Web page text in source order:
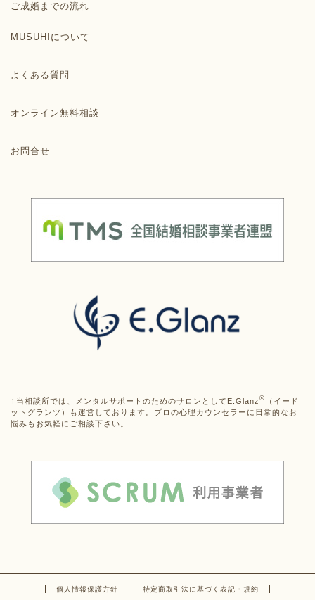
ご成婚までの流れ
MUSUHIについて
よくある質問
オンライン無料相談
お問合せ
↑ 当相談所では、メンタルサポートのためのサロンとしてE.Glanz ®
（イード
ットグランツ）も運営しております。プロの心理カウンセラーに日常的なお
悩みもお気軽にご相談下さい。
個人情報保護方針 特定商取引法に基づく表記・規約